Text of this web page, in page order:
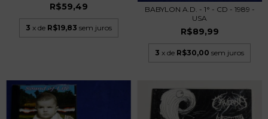
R$59,49
3 x de R$19,83 sem juros
BABYLON A.D. - 1° - CD - 1989 -
USA
R$89,99
3 x de R$30,00 sem juros